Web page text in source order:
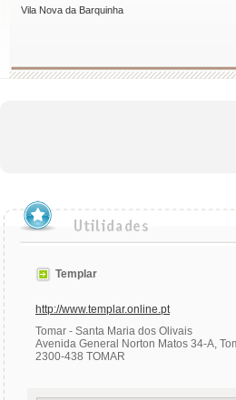
Vila Nova da Barquinha
Templar
http://www.templar.online.pt
Tomar - Santa Maria dos Olivais
Avenida General Norton Matos 34-A,
2300-438 TOMAR